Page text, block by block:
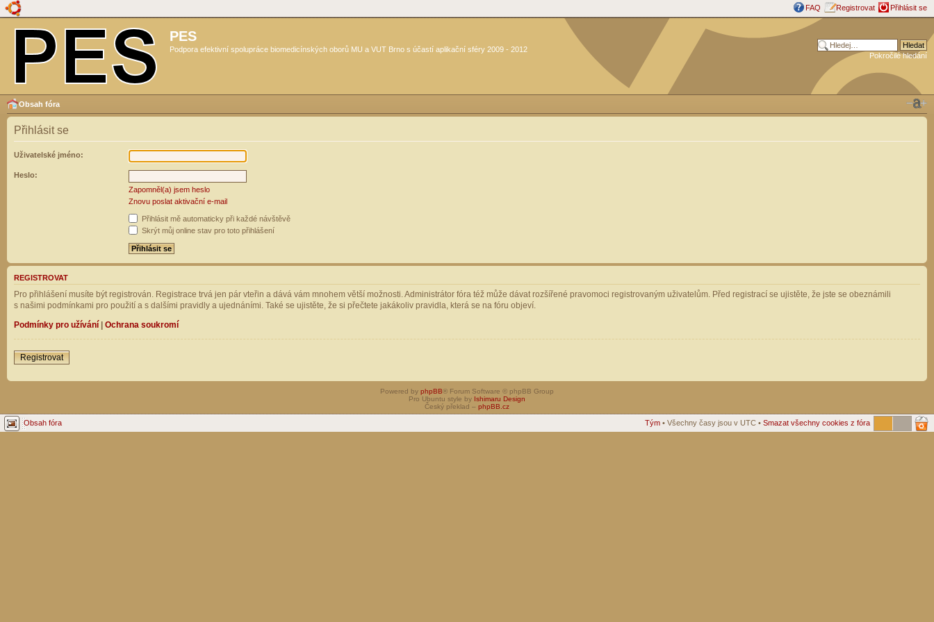
FAQ Registrovat Přihlásit se
PES
Podpora efektivní spolupráce biomedicínských oborů MU a VUT Brno s účastí aplikační sféry 2009 - 2012
Pokročilé hledání
Obsah fóra
Přihlásit se
Uživatelské jméno:
Heslo:
Zapomněl(a) jsem heslo
Znovu poslat aktivační e-mail
Přihlásit mě automaticky při každé návštěvě
Skrýt můj online stav pro toto přihlášení
REGISTROVAT
Pro přihlášení musíte být registrován. Registrace trvá jen pár vteřin a dává vám mnohem větší možnosti. Administrátor fóra též může dávat rozšířené pravomoci registrovaným uživatelům. Před registrací se ujistěte, že jste se obeznámili
s našimi podmínkami pro použití a s dalšími pravidly a ujednáními. Také se ujistěte, že si přečtete jakákoliv pravidla, která se na fóru objeví.
Podmínky pro užívání | Ochrana soukromí
Registrovat
Powered by phpBB® Forum Software © phpBB Group
Pro Ubuntu style by Ishimaru Design
Český překlad – phpBB.cz
Obsah fóra Tým • Všechny časy jsou v UTC • Smazat všechny cookies z fóra